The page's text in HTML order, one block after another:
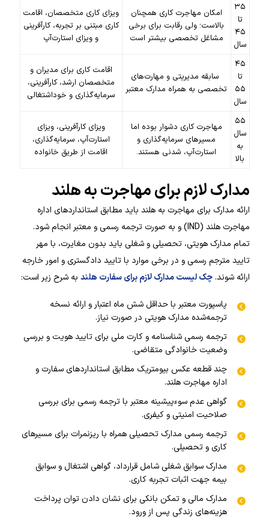
۳۵
تا
۴۵
سال
امکان مهاجرت کاری همچنان
بالاست؛ ولی رقابت برای برخی
مشاغل تخصصی بیشتر است
ویزای کاری متخصصان، اقامت
کاری مبتنی بر تجربه، کارآفرینی
و ویزای استارت‌آپ
۴۵
تا
۵۵
سال
سابقه مدیریتی و مهارت‌های
تخصصی به همراه مدارک معتبر
اقامت کاری برای مدیران و
متخصصان ارشد، کارآفرینی،
سرمایه‌گذاری و خوداشتغالی
۵۵
سال
به
بالا
مهاجرت کاری دشوار بوده اما
مسیرهای سرمایه‌گذاری و
استارت‌آپ، شدنی هستند.
ویزای کارآفرینی، ویزای
استارت‌آپ، سرمایه‌گذاری،
اقامت از طریق خانواده
مدارک لازم برای مهاجرت به هلند
ارائه مدارک برای مهاجرت به هلند باید مطابق استانداردهای اداره
مهاجرت هلند (IND) و به صورت ترجمه رسمی و معتبر انجام شود.
تمام مدارک هویتی، تحصیلی و شغلی باید بدون مغایرت، با مهر
تایید مترجم رسمی و در برخی موارد با تایید دادگستری و امور خارجه
ارائه شوند.چک لیست مدارک لازم برای سفارت هلند به شرح زیر است:
پاسپورت معتبر با حداقل شش ماه اعتبار و ارائه نسخه
ترجمه‌شده مدارک هویتی در صورت نیاز.
ترجمه رسمی شناسنامه و کارت ملی برای تایید هویت و بررسی
وضعیت خانوادگی متقاضی.
چند قطعه عکس بیومتریک مطابق استانداردهای سفارت و
اداره مهاجرت هلند.
گواهی عدم سوءپیشینه معتبر با ترجمه رسمی برای بررسی
صلاحیت امنیتی و کیفری.
ترجمه رسمی مدارک تحصیلی همراه با ریزنمرات برای مسیرهای
کاری و تحصیلی.
مدارک سوابق شغلی شامل قرارداد، گواهی اشتغال و سوابق
بیمه جهت اثبات تجربه کاری.
مدارک مالی و تمکن بانکی برای نشان دادن توان پرداخت
هزینه‌های زندگی پس از ورود.